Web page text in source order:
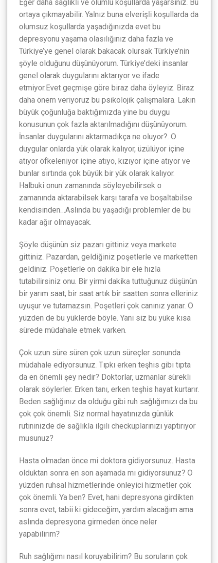
Eğer daha sağlıklı ve olumlu koşullarda yaşarsınız. Bu
ortaya çıkmayabilir. Yalnız buna elverişli koşullarda da
olumsuz koşullarda yaşadığınızda evet bu
depresyonu yaşama olasılığınız daha fazla ve
Türkiye’ye genel olarak bakacak olursak Türkiye’nin
şöyle olduğunu düşünüyorum. Türkiye’deki insanlar
genel olarak duygularını aktarıyor ve ifade
etmiyor.Evet geçmişe göre biraz daha öyleyiz. Biraz
daha önem veriyoruz bu psikolojik çalışmalara. Lakin
büyük çoğunluğa baktığımızda yine bu duygu
konusunun çok fazla aktarılmadığını düşünüyorum.
İnsanlar duygularını aktarmadıkça ne oluyor?. O
duygular onlarda yük olarak kalıyor, üzülüyor içine
atıyor öfkeleniyor içine atıyo, kızıyor içine atıyor ve
bunlar sırtında çok büyük bir yük olarak kalıyor.
Halbuki onun zamanında söyleyebilirsek o
zamanında aktarabilsek karşı tarafa ve boşaltabilse
kendisinden…Aslında bu yaşadığı problemler de bu
kadar ağır olmayacak.
Şöyle düşünün siz pazarı gittiniz veya markete
gittiniz. Pazardan, geldiğiniz poşetlerle ve marketten
geldiniz. Poşetlerle on dakika bir ele hızla
tutabilirsiniz onu. Bir yirmi dakika tuttuğunuz düşünün
bir yarım saat, bir saat artık bir saatten sonra elleriniz
uyuşur ve tutamazsın. Poşetleri çok canınız yanar. O
yüzden de bu yüklerde böyle. Yani siz bu yüke kısa
sürede müdahale etmek varken.
Çok uzun süre süren çok uzun süreçler sonunda
müdahale ediyorsunuz. Tıpkı erken teşhis gibi tıpta
da en önemli şey nedir? Doktorlar, uzmanlar sürekli
olarak söylerler. Erken tanı, erken teşhis hayat kurtarır.
Beden sağlığınız da olduğu gibi ruh sağlığımızı da bu
çok çok önemli. Siz normal hayatınızda günlük
rutininizde de sağlıkla ilgili checkuplarınızı yaptırıyor
musunuz?
Hasta olmadan önce mi doktora gidiyorsunuz. Hasta
olduktan sonra en son aşamada mı gidiyorsunuz? O
yüzden ruhsal hizmetlerinde önleyici hizmetler çok
çok önemli. Ya ben? Evet, hani depresyona girdikten
sonra evet, tabii ki gideceğim, yardım alacağım ama
aslında depresyona girmeden önce neler
yapabilirim?
Ruh sağlığımı nasıl koruyabilirim? Bu soruların çok